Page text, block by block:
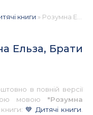
книги » Розумна Ельза, Брати Ґрімм 📚 - Українською
Ельза, Брати
в повній версії
мовою "Розумна
💙 Дитячі книги